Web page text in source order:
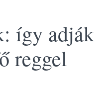
így adják
reggel